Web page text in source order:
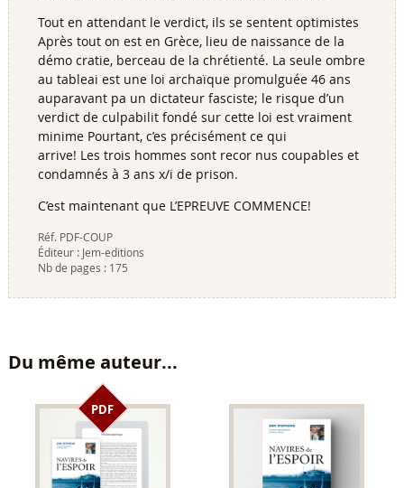
Tout en attendant le verdict, ils se sentent optimistes
Après tout on est en Grèce, lieu de naissance de la
démo cratie, berceau de la chrétienté. La seule ombre
au tableai est une loi archaïque promulguée 46 ans
auparavant pa un dictateur fasciste; le risque d’un
verdict de culpabilit fondé sur cette loi est vraiment
minime Pourtant, c’es précisément ce qui
arrive! Les trois hommes sont recor nus coupables et
condamnés à 3 ans x/i de prison.
C’est maintenant que L’EPREUVE COMMENCE!
Réf. PDF-COUP
Éditeur : Jem-editions
Nb de pages : 175
Du même auteur...
PDF